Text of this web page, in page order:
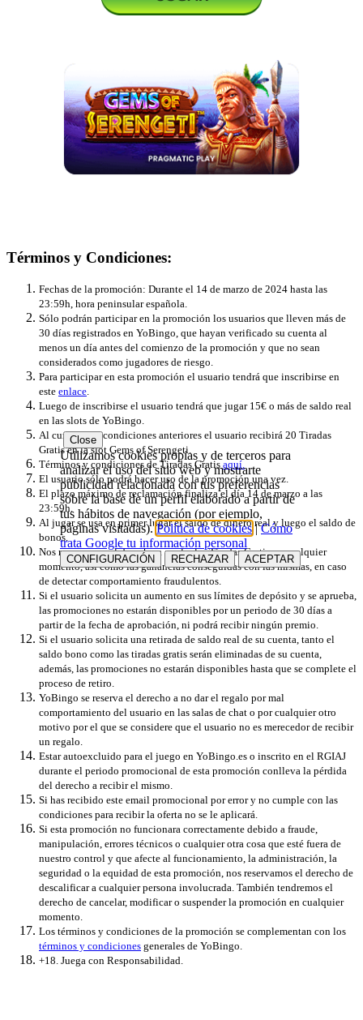
Términos y Condiciones:
Fechas de la promoción: Durante el 14 de marzo de 2024 hasta las
23:59h, hora peninsular española.
Sólo podrán participar en la promoción los usuarios que lleven más de
30 días registrados en YoBingo, que hayan verificado su cuenta al
menos un día antes del comienzo de la promoción y que no sean
considerados como jugadores de riesgo.
Para participar en esta promoción el usuario tendrá que inscribirse en
este enlace.
Luego de inscribirse el usuario tendrá que jugar 15€ o más de saldo real
en las slots de YoBingo.
Al cumplir las condiciones anteriores el usuario recibirá 20 Tiradas
Gratis en la slot Gems of Serengeti.
Términos y condiciones de Tiradas Gratis aquí.
El usuario sólo podrá hacer uso de la promoción una vez.
El plazo máximo de reclamación finaliza el día 14 de marzo a las
23:59h.
Al jugar se usa en primer lugar el saldo de dinero real y luego el saldo de
bonos.
Nos reservamos el derecho a anular las Tiradas Gratis en cualquier
momento, así como las ganancias conseguidas con las mismas, en caso
de detectar comportamiento fraudulentos.
Si el usuario solicita un aumento en sus límites de depósito y se aprueba,
las promociones no estarán disponibles por un periodo de 30 días a
partir de la fecha de aprobación, ni podrá recibir ningún premio.
Si el usuario solicita una retirada de saldo real de su cuenta, tanto el
saldo bono como las tiradas gratis serán eliminadas de su cuenta,
además, las promociones no estarán disponibles hasta que se complete el
proceso de retiro.
YoBingo se reserva el derecho a no dar el regalo por mal
comportamiento del usuario en las salas de chat o por cualquier otro
motivo por el que se considere que el usuario no es merecedor de recibir
un regalo.
Estar autoexcluido para el juego en YoBingo.es o inscrito en el RGIAJ
durante el periodo promocional de esta promoción conlleva la pérdida
del derecho a recibir el mismo.
Si has recibido este email promocional por error y no cumple con las
condiciones para recibir la oferta no se le aplicará.
Si esta promoción no funcionara correctamente debido a fraude,
manipulación, errores técnicos o cualquier otra cosa que esté fuera de
nuestro control y que afecte al funcionamiento, la administración, la
seguridad o la equidad de esta promoción, nos reservamos el derecho de
descalificar a cualquier persona involucrada. También tendremos el
derecho de cancelar, modificar o suspender la promoción en cualquier
momento.
Los términos y condiciones de la promoción se complementan con los
términos y condiciones generales de YoBingo.
+18. Juega con Responsabilidad.
Close
Utilizamos cookies propias y de terceros para
analizar el uso del sitio web y mostrarte
publicidad relacionada con tus preferencias
sobre la base de un perfil elaborado a partir de
tus hábitos de navegación (por ejemplo,
páginas visitadas).Política de cookies|Cómo
trata Google tu información personal
CONFIGURACIÓN RECHAZAR ACEPTAR